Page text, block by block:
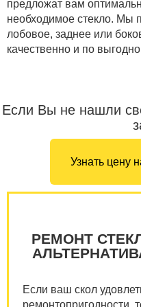
предложат вам
необходимое стекло. Мы
лобовое, заднее или
качественно и по
Если Вы не нашли
Узнать цену
РЕМОНТ
Если ваш скол
ремонтопригодности,